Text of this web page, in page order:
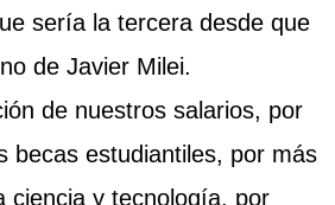
sería la tercera desde que
de Javier Milei.
de nuestros salarios, por
becas estudiantiles, por más
ciencia y tecnología, por